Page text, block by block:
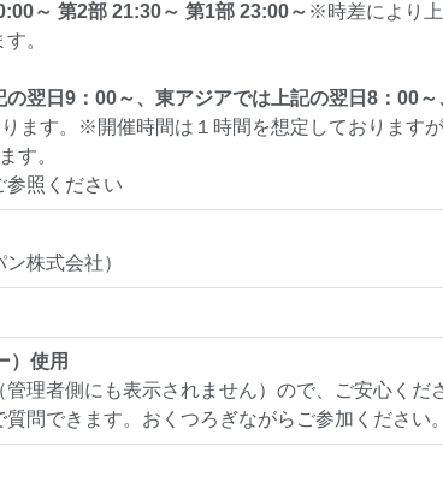
～ 第2部 21:30～ 第1部 23:00～ ※時差により
。
翌日9：00～、東アジアでは上記の翌日8：00～
ります。※開催時間は１時間を想定しております
す。
照ください
株式会社）
）使用
理者側にも表示されません）ので、ご安心くだ
問できます。おくつろぎながらご参加ください。